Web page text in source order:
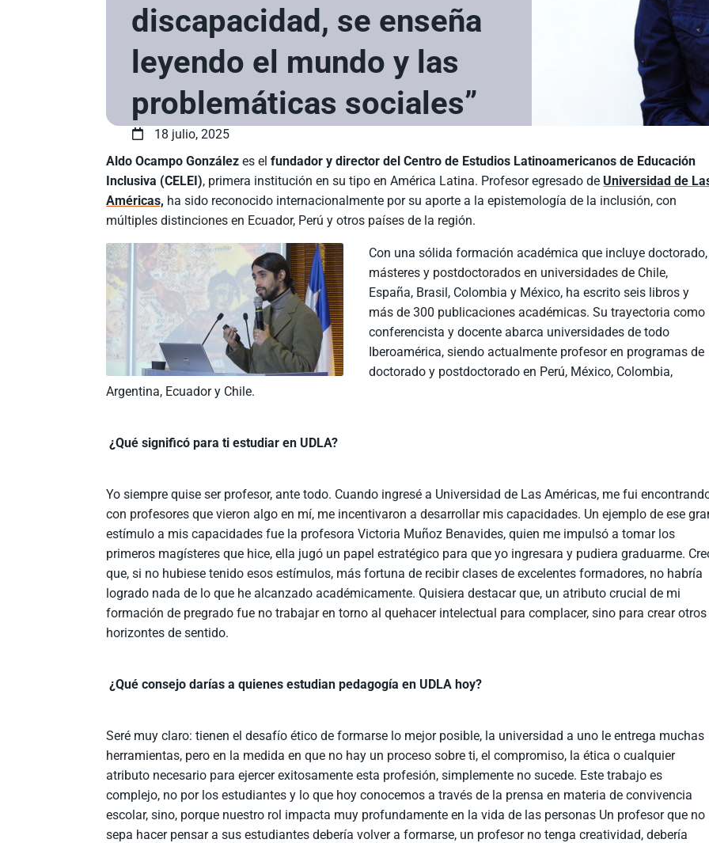
discapacidad, se enseña
leyendo el mundo y las
problemáticas sociales”
18 julio, 2025
Aldo Ocampo González es el fundador y director del Centro de Estudios Latinoamericanos de Educación
Inclusiva (CELEI), primera institución en su tipo en América Latina. Profesor egresado de Universidad de
Américas, ha sido reconocido internacionalmente por su aporte a la epistemología de la inclusión, con
múltiples distinciones en Ecuador, Perú y otros países de la región.
Con una sólida formación académica que incluye doctorado,
másteres y postdoctorados en universidades de Chile,
España, Brasil, Colombia y México, ha escrito seis libros y
más de 300 publicaciones académicas. Su trayectoria como
conferencista y docente abarca universidades de todo
Iberoamérica, siendo actualmente profesor en programas de
doctorado y postdoctorado en Perú, México, Colombia,
Argentina, Ecuador y Chile.
¿Qué significó para ti estudiar en UDLA?
Yo siempre quise ser profesor, ante todo. Cuando ingresé a Universidad de Las Américas, me fui
con profesores que vieron algo en mí, me incentivaron a desarrollar mis capacidades. Un ejemplo de ese
estímulo a mis capacidades fue la profesora Victoria Muñoz Benavides, quien me impulsó a tomar los
primeros magísteres que hice, ella jugó un papel estratégico para que yo ingresara y pudiera graduarme.
que, si no hubiese tenido esos estímulos, más fortuna de recibir clases de excelentes formadores, no habría
logrado nada de lo que he alcanzado académicamente. Quisiera destacar que, un atributo crucial de mi
formación de pregrado fue no trabajar en torno al quehacer intelectual para complacer, sino para crear otros
horizontes de sentido.
¿Qué consejo darías a quienes estudian pedagogía en UDLA hoy?
Seré muy claro: tienen el desafío ético de formarse lo mejor posible, la universidad a uno le entrega muchas
herramientas, pero en la medida en que no hay un proceso sobre ti, el compromiso, la ética o cualquier
atributo necesario para ejercer exitosamente esta profesión, simplemente no sucede. Este trabajo es
complejo, no por los estudiantes y lo que hoy conocemos a través de la prensa en materia de convivencia
escolar, sino, porque nuestro rol impacta muy profundamente en la vida de las personas Un profesor que no
sepa hacer pensar a sus estudiantes debería volver a formarse, un profesor no tenga creatividad, debería